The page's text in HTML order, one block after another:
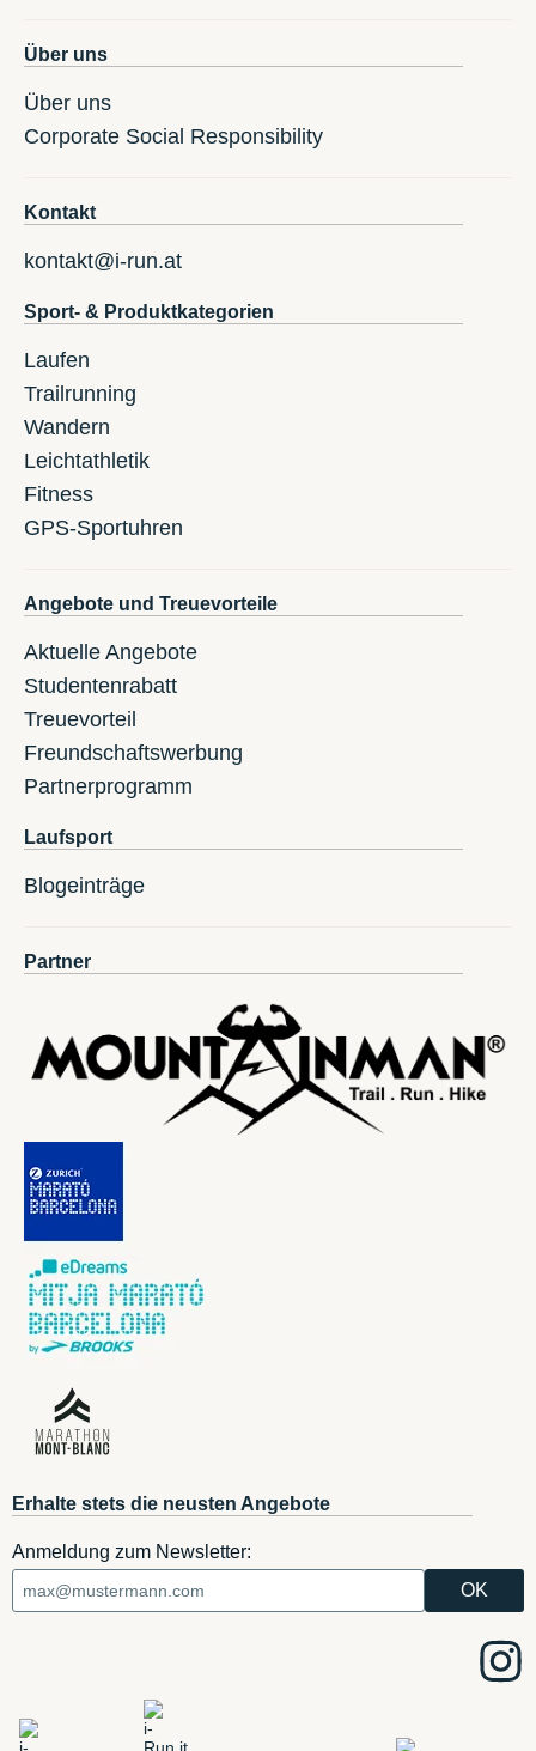
Über uns
Über uns
Corporate Social Responsibility
Kontakt
kontakt@i-run.at
Sport- & Produktkategorien
Laufen
Trailrunning
Wandern
Leichtathletik
Fitness
GPS-Sportuhren
Angebote und Treuevorteile
Aktuelle Angebote
Studentenrabatt
Treuevorteil
Freundschaftswerbung
Partnerprogramm
Laufsport
Blogeinträge
Partner
Erhalte stets die neusten Angebote
Anmeldung zum Newsletter: